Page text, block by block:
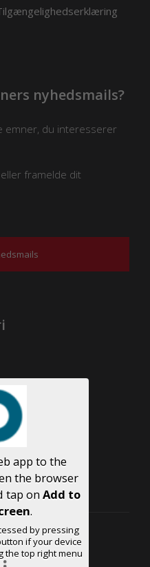
nyhedsmails?
emner, du interesserer
framelde dit
app to the
the browser
tap on Add to
.
by pressing
if your device
the top right menu